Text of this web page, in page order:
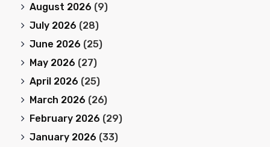
August 2026 (9)
July 2026 (28)
June 2026 (25)
May 2026 (27)
April 2026 (25)
March 2026 (26)
February 2026 (29)
January 2026 (33)